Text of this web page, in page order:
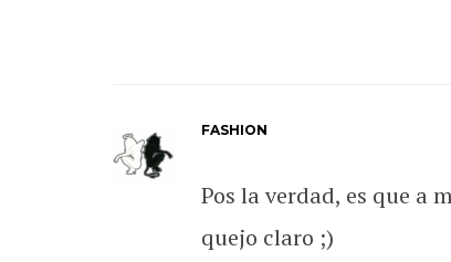
FASHION
Pos la verdad, es que a
quejo claro ;)